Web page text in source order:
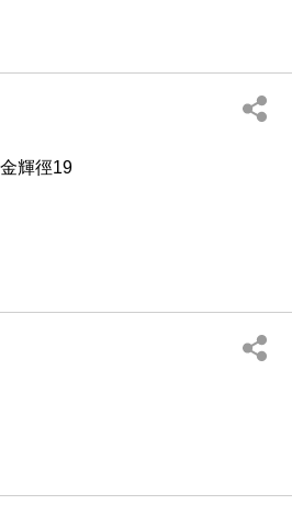
輝徑19